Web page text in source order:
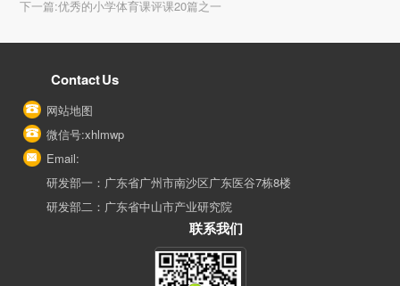
下一篇:优秀的小学体育课评课20篇之一
Contact Us
网站地图
微信号:xhlmwp
Email:
研发部一：广东省广州市南沙区广东医谷7栋8楼
研发部二：广东省中山市产业研究院
联系我们